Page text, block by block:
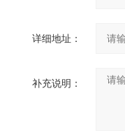
详细地址：
补充说明：